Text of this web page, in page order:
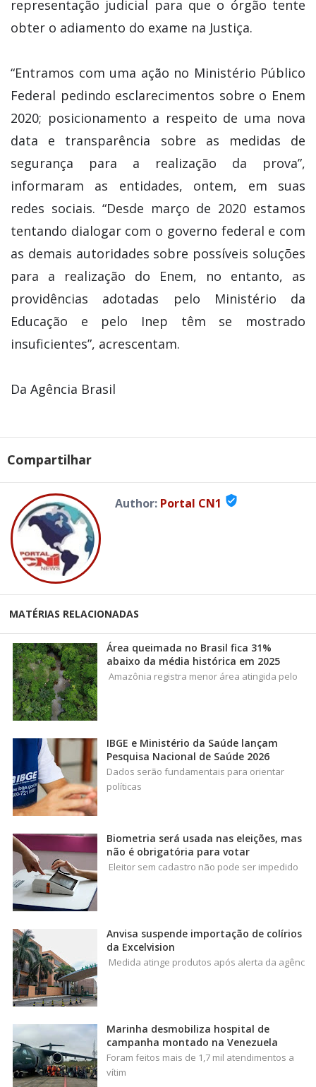
representação judicial para que o órgão tente
obter o adiamento do exame na Justiça.
“Entramos com uma ação no Ministério Público
Federal pedindo esclarecimentos sobre o Enem
2020; posicionamento a respeito de uma nova
data e transparência sobre as medidas de
segurança para a realização da prova”,
informaram as entidades, ontem, em suas
redes sociais. “Desde março de 2020 estamos
tentando dialogar com o governo federal e com
as demais autoridades sobre possíveis soluções
para a realização do Enem, no entanto, as
providências adotadas pelo Ministério da
Educação e pelo Inep têm se mostrado
insuficientes”, acrescentam.
Da Agência Brasil
Compartilhar
Author: Portal CN1 verified_user
MATÉRIAS RELACIONADAS
Área queimada no Brasil fica 31%
abaixo da média histórica em 2025
Amazônia registra menor área atingida pelo
IBGE e Ministério da Saúde lançam
Pesquisa Nacional de Saúde 2026
Dados serão fundamentais para orientar
políticas
Biometria será usada nas eleições, mas
não é obrigatória para votar
Eleitor sem cadastro não pode ser impedido
Anvisa suspende importação de colírios
da Excelvision
Medida atinge produtos após alerta da agênc
Marinha desmobiliza hospital de
campanha montado na Venezuela
Foram feitos mais de 1,7 mil atendimentos a
vítim